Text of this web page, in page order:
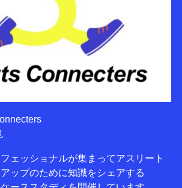
ェッショナルが集まってアスリート
ップのために知識をシェアする